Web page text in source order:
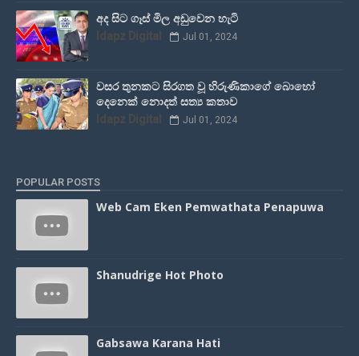
අද සිට ගෑස් මිල අඩුවෙන හැටි
Idapz Digital Jul 01, 2024
වසර තුනකට සිරගත වූ හිරුණිකාගේ බොහෝ
දෙනෙක් නොදත් සත්‍ය කතාව
Idapz Digital Jul 01, 2024
POPULAR POSTS
Web Cam Eken Pemwathata Penapuwa
Shanudrige Hot Photo
Gabsawa Karana Hati